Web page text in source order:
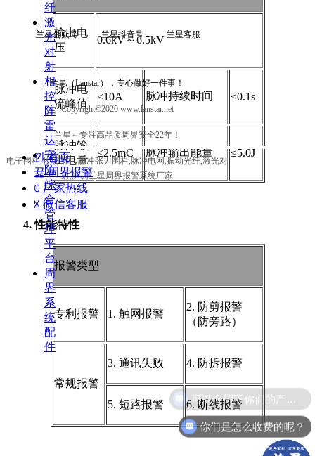
输出电
压
0.6kV～6.5kV
脉冲电
流峰值
<10A 脉冲持续时间 ≤0.1s
脉冲输
出电量
≤2.5mC 脉冲输出能量 ≤5.0J
4. 性能特性
报警类型
专利报警 1. 触网报警
2. 防剪报警
（防旁路）
常规报警
3. 通讯失败 4. 防拆报警
5. 短路报警 6. 断线报警
纤
激
光
对
射
相
控
阵
雷
达
安
防
综
合
管
理
平
台
周
界
系
统
配
件
兰星公众号 兰星抖音号 兰星客服
兰星（Lanstar），专心做好一件事！
Copyright©2020 www.lanstar.net
兰星～专注高品质周界安全22年！
电子围栏,牧场围栏,脉冲张力围栏,脉冲电网,振动光纤,激光对
射,深圳兰星周界报警系统厂家
낀 首页
뀵 周界报警
ꂅ 厂家热线
ꁱ 微信客服
你们是怎么收费的呢？